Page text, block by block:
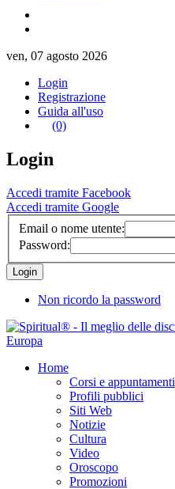
ven, 07 agosto 2026
Login
Registrazione
Guida all'uso
(0)
Login
Accedi tramite Facebook
Accedi tramite Google
Email o nome utente:
Password:
Non ricordo la password
Home
Corsi e appuntamenti
Profili pubblici
Siti Web
Notizie
Cultura
Video
Oroscopo
Promozioni